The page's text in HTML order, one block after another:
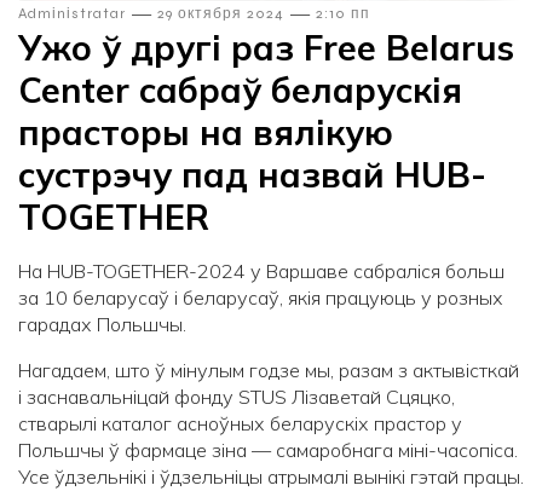
Admіnіstratar — 29 октября 2024 — 2:10 пп
Ужо ў другі раз Free Belarus
Center cабраў беларускія
прасторы на вялікую
сустрэчу пад назвай HUB-
TOGETHER
На HUB-TOGETHER-2024 у Варшаве сабраліся больш
за 10 беларусаў і беларусаў, якія працуюць у розных
гарадах Польшчы.
Нагадаем, што ў мінулым годзе мы, разам з актывісткай
і заснавальніцай фонду STUS Лізаветай Сцяцко,
стварылі каталог асноўных беларускіх прастор у
Польшчы ў фармаце зіна — самаробнага міні-часопіса.
Усе ўдзельнікі і ўдзельніцы атрымалі вынікі гэтай працы.